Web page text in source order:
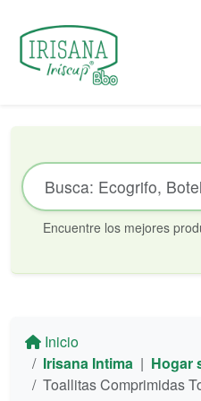
Encuentre los mejores
Inicio
Irisana Intima | Hogar
Toallitas Comprimidas To-Tab Irisana (Rollo 10